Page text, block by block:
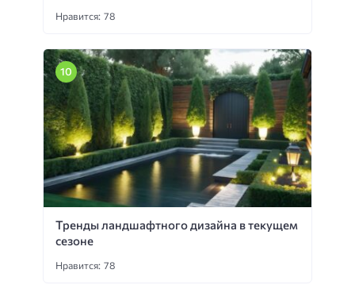
Нравится: 78
Тренды ландшафтного дизайна в текущем
сезоне
Нравится: 78